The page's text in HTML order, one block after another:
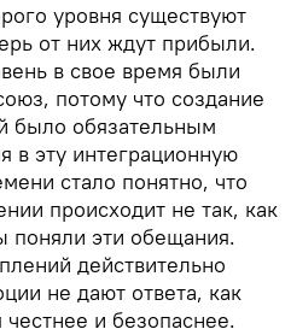
уровня существуют
от них ждут прибыли.
в свое время были
потому что создание
было обязательным
в эту интеграционную
стало понятно, что
происходит не так, как
поняли эти обещания.
действительно
не дают ответа, как
честнее и безопаснее.